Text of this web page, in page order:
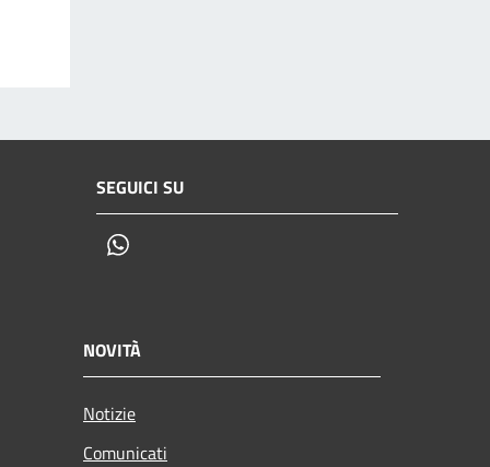
SEGUICI SU
NOVITÀ
Notizie
Comunicati